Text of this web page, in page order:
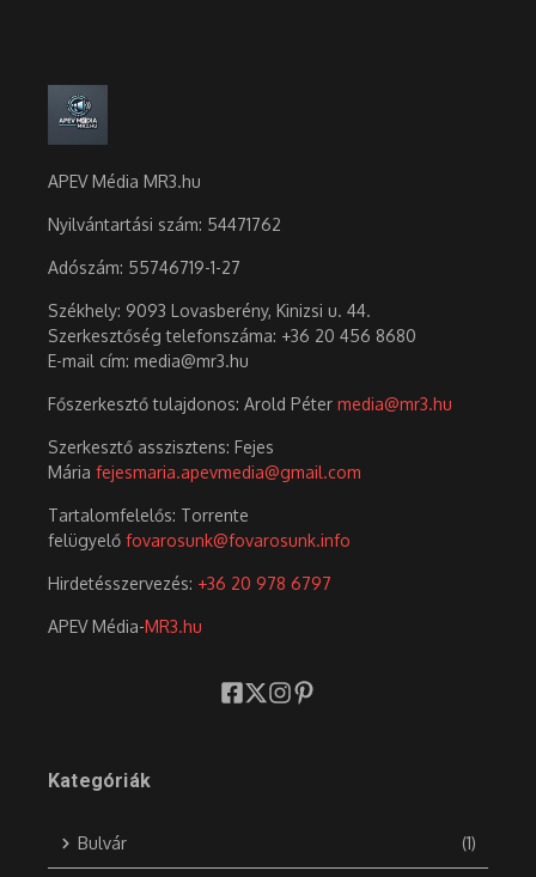
APEV Média MR3.hu
Nyilvántartási szám: 54471762
Adószám: 55746719-1-27
Székhely: 9093 Lovasberény, Kinizsi u. 44.
Szerkesztőség telefonszáma: +36 20 456 8680
E-mail cím: media@mr3.hu
Főszerkesztő tulajdonos: Arold Péter media@mr3.hu
Szerkesztő asszisztens: Fejes
Mária fejesmaria.apevmedia@gmail.com
Tartalomfelelős: Torrente
felügyelő fovarosunk@fovarosunk.info
Hirdetésszervezés: +36 20 978 6797
APEV Média-MR3.hu
Kategóriák
Bulvár (1)